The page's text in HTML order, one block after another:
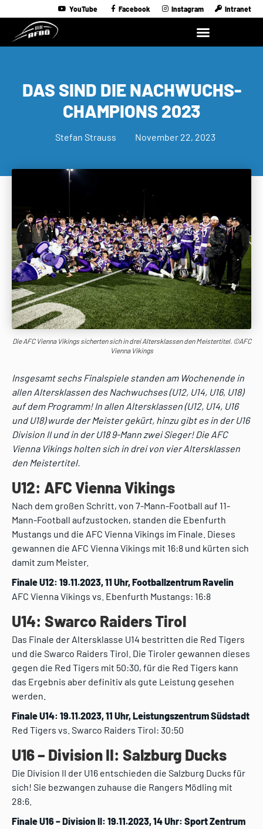
YouTube Facebook Instagram Intranet
DAS SIND DIE NACHWUCHS-
CHAMPIONS 2023
Stefan Strauss November 22, 2023
Die AFC Vienna Vikings sicherten sich in drei Altersklassen den Meistertitel. ©AFC
Vienna Vikings
Insgesamt sechs Finalspiele standen am Wochenende in
allen Altersklassen des Nachwuchses (U12, U14, U16, U18)
auf dem Programm! In allen Altersklassen (U12, U14, U16
und U18) wurde der Meister gekürt, hinzu gibt es in der U16
Division II und in der U18 9-Mann zwei Sieger! Die AFC
Vienna Vikings holten sich in drei von vier Altersklassen
den Meistertitel.
U12: AFC Vienna Vikings
Nach dem großen Schritt, von 7-Mann-Football auf 11-
Mann-Football aufzustocken, standen die Ebenfurth
Mustangs und die AFC Vienna Vikings im Finale. Dieses
gewannen die AFC Vienna Vikings mit 16:8 und kürten sich
damit zum Meister.
Finale U12: 19.11.2023, 11 Uhr, Footballzentrum Ravelin
AFC Vienna Vikings vs. Ebenfurth Mustangs: 16:8
U14: Swarco Raiders Tirol
Das Finale der Altersklasse U14 bestritten die Red Tigers
und die Swarco Raiders Tirol. Die Tiroler gewannen dieses
gegen die Red Tigers mit 50:30, für die Red Tigers kann
das Ergebnis aber definitiv als gute Leistung gesehen
werden.
Finale U14: 19.11.2023, 11 Uhr, Leistungszentrum Südstadt
Red Tigers vs. Swarco Raiders Tirol: 30:50
U16 – Division II: Salzburg Ducks
Die Division II der U16 entschieden die Salzburg Ducks für
sich! Sie bezwangen zuhause die Rangers Mödling mit
28:6.
Finale U16 – Division II: 19.11.2023, 14 Uhr: Sport Zentrum